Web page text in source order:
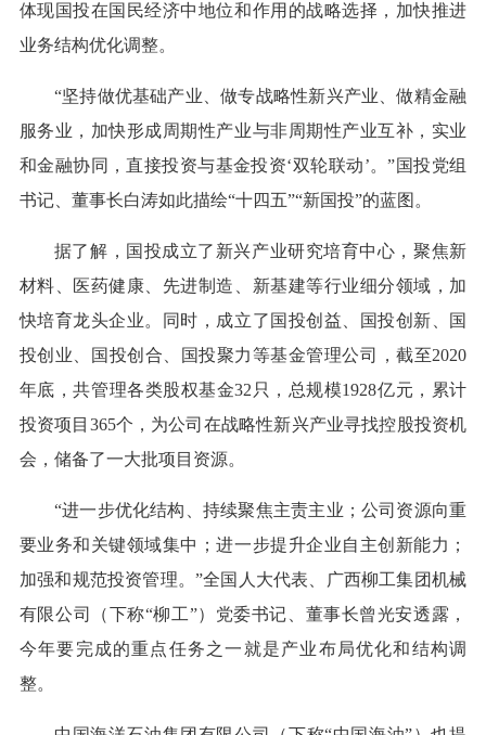
体现国投在国民经济中地位和作用的战略选择，加快推进
业务结构优化调整。
“坚持做优基础产业、做专战略性新兴产业、做精金融
服务业，加快形成周期性产业与非周期性产业互补，实业
和金融协同，直接投资与基金投资‘双轮联动’。”国投党组
书记、董事长白涛如此描绘“十四五”“新国投”的蓝图。
据了解，国投成立了新兴产业研究培育中心，聚焦新
材料、医药健康、先进制造、新基建等行业细分领域，加
快培育龙头企业。同时，成立了国投创益、国投创新、国
投创业、国投创合、国投聚力等基金管理公司，截至2020
年底，共管理各类股权基金32只，总规模1928亿元，累计
投资项目365个，为公司在战略性新兴产业寻找控股投资机
会，储备了一大批项目资源。
“进一步优化结构、持续聚焦主责主业；公司资源向重
要业务和关键领域集中；进一步提升企业自主创新能力；
加强和规范投资管理。”全国人大代表、广西柳工集团机械
有限公司（下称“柳工”）党委书记、董事长曾光安透露，
今年要完成的重点任务之一就是产业布局优化和结构调
整。